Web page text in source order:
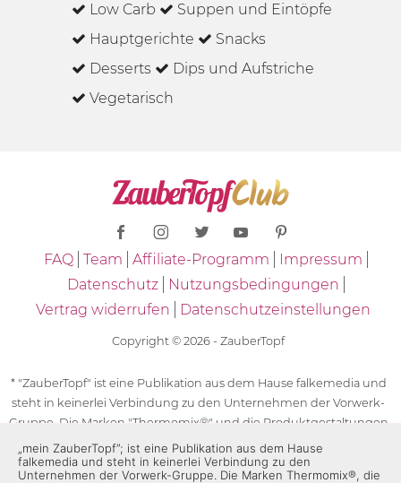
Low Carb
Suppen und Eintöpfe
Hauptgerichte
Snacks
Desserts
Dips und Aufstriche
Vegetarisch
FAQ Team Affiliate-Programm
Impressum
Datenschutz
Nutzungsbedingungen
Vertrag widerrufen
Datenschutzeinstellungen
Copyright © 2026 - ZauberTopf
* "ZauberTopf" ist eine Publikation aus dem Hause falkemedia und
steht in keinerlei Verbindung zu den Unternehmen der Vorwerk-
Gruppe. Die Marken "Thermomix®" und die Produktgestaltungen
des "Thermomix®" sind eingetragene Marken der Unternehmen
der Vorwerk-Gruppe. Die Marken Thermomix®, die Zeichen TM5®,
„mein ZauberTopf”; ist eine Publikation aus dem Hause
falkemedia und steht in keinerlei Verbindung zu den
Unternehmen der Vorwerk-Gruppe. Die Marken Thermomix®, die